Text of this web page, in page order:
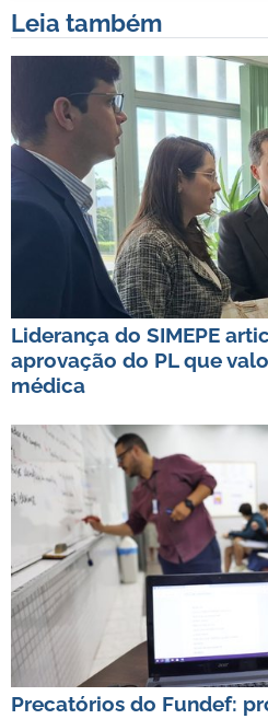
Leia também
Liderança do SIMEPE
aprovação do PL que
médica
Precatórios do Fundef: